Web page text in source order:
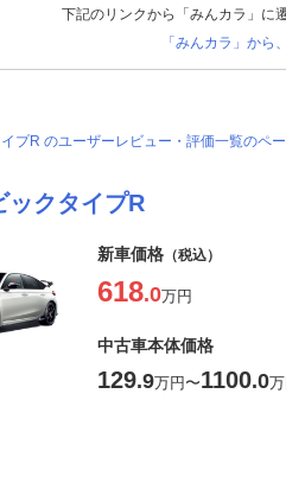
下記のリンクから「みんカラ」に
「みんカラ」から
プR のユーザーレビュー・評価一覧のペ
ックタイプR
新車価格 （税込）
618.0万円
中古車本体価格
129.9万円〜1100.0